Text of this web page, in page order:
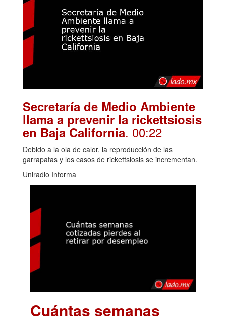
Secretaría de Medio Ambiente
llama a prevenir la rickettsiosis
en Baja California. 00:22
Debido a la ola de calor, la reproducción de las
garrapatas y los casos de rickettsiosis se incrementan.
Uniradio Informa
Cuántas semanas